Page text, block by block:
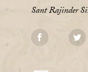
Sant Rajinder